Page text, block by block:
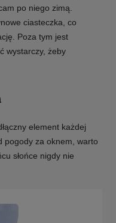
po niego zimą.
ciasteczka, co
Poza tym jest
wystarczy, żeby
element każdej
pogody za oknem, warto
słońce nigdy nie